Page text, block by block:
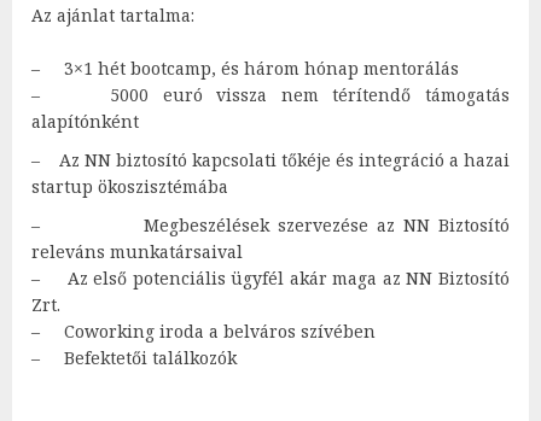
Az ajánlat tartalma:
–
3×1 hét bootcamp, és három hónap mentorálás
–
5000 euró vissza nem térítendő támogatás
alapítónként
–
Az NN biztosító kapcsolati tőkéje és integráció a hazai
startup ökoszisztémába
– Megbeszélések szervezése az NN Biztosító
releváns munkatársaival
–
Az első potenciális ügyfél akár maga az NN Biztosító
Zrt.
–
Coworking iroda a belváros szívében
–
Befektetői találkozók